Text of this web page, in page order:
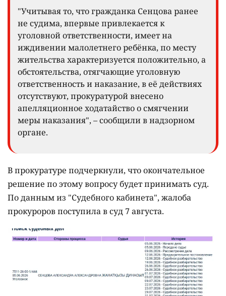
"Учитывая то, что гражданка Сенцова ранее
не судима, впервые привлекается к
уголовной ответственности, имеет на
иждивении малолетнего ребёнка, по месту
жительства характеризуется положительно, а
обстоятельства, отягчающие уголовную
ответственность и наказание, в её действиях
отсутствуют, прокуратурой внесено
апелляционное ходатайство о смягчении
меры наказания", – сообщили в надзорном
органе.
В прокуратуре подчеркнули, что окончательное
решение по этому вопросу будет принимать суд.
По данным из "Судебного кабинета", жалоба
прокуроров поступила в суд 7 августа.